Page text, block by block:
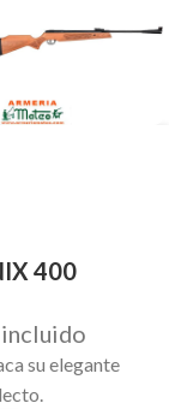
400
incluido
su elegante